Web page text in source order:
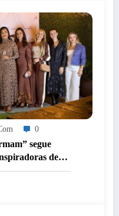
0
segue
de